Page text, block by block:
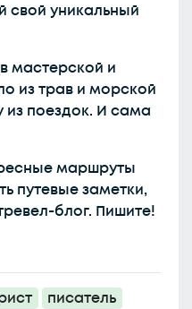
уникальный
мастерской и
из трав и морской
поездок. И сама
маршруты
путевые заметки,
блог. Пишите!
писатель